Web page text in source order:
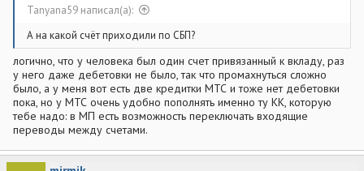
Tanyana59 написал(а):
А на какой счёт приходили по СБП?
логично, что у человека был один счет привязанный к вкладу, раз
у него даже дебетовки не было, так что промахнуться сложно
было, а у меня вот есть две кредитки МТС и тоже нет дебетовки
пока, но у МТС очень удобно пополнять именно ту КК, которую
тебе надо: в МП есть возможность переключать входящие
переводы между счетами.